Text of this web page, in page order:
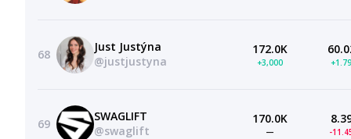
68
Just Justýna
@justjustyna
172.0K
+3,000
69
SWAGLIFT
@swaglift
170.0K
— -